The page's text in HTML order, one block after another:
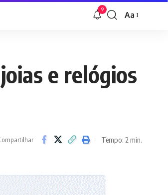
9
Font
Aa
e relógios
Tempo: 2 min.